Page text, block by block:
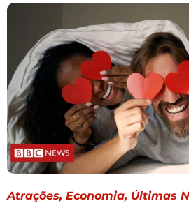
Atrações, Economia, Últimas